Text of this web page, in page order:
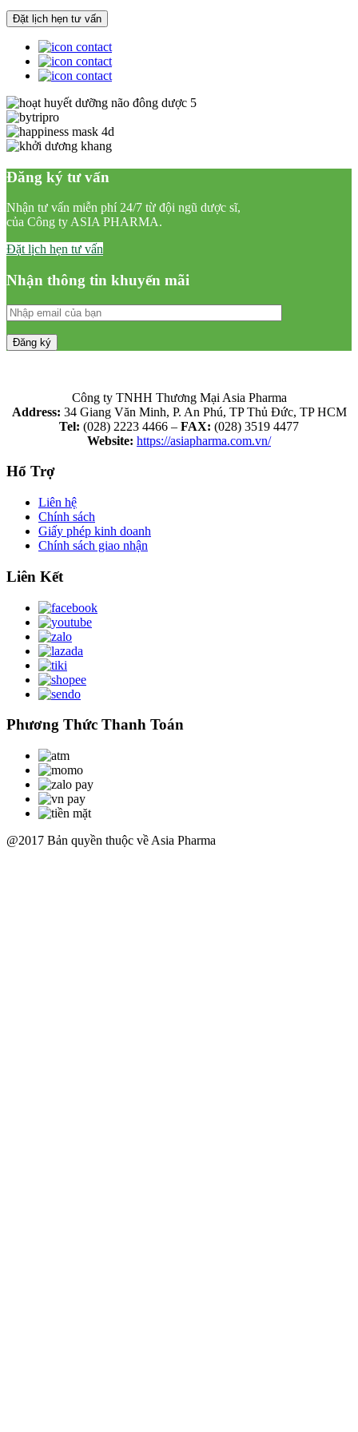
Đăng ký tư vấn
Nhận tư vấn miễn phí 24/7 từ đội ngũ dược sĩ,
của Công ty ASIA PHARMA.
Đặt lịch hẹn tư vấn
Nhận thông tin khuyến mãi
Công ty TNHH Thương Mại Asia Pharma
Address: 34 Giang Văn Minh, P. An Phú, TP Thủ Đức, TP HCM
Tel: (028) 2223 4466 – FAX: (028) 3519 4477
Website: https://asiapharma.com.vn/
Hổ Trợ
Liên hệ
Chính sách
Giấy phép kinh doanh
Chính sách giao nhận
Liên Kết
Phương Thức Thanh Toán
@2017 Bản quyền thuộc về Asia Pharma